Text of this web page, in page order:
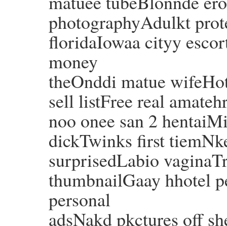
photographyAdulkt
floridaIowaa cityy
money
theOnddi matue
sell listFree real
noo onee san 2
dickTwinks first
surprisedLabio
thumbnailGaay hhotel
personal
adsNakd pkctures off